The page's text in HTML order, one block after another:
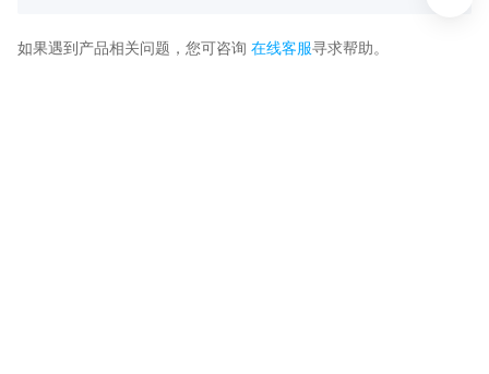
如果遇到产品相关问题，您可咨询 在线客服寻求帮助。